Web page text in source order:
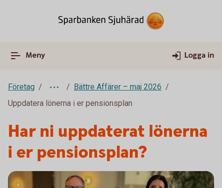
Meny Logga in
Företag
Bättre Affärer – maj 2026
Uppdatera lönerna i er pensionsplan
Har ni uppdaterat lönerna
i er pensionsplan?